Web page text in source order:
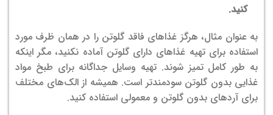
کنید.
به عنوان مثال، هرگز غذاهای فاقد گلوتن را در همان ظرف مورد
استفاده برای تهیه غذاهای دارای گلوتن آماده نکنید، مگر اینکه
به طور کامل تمیز شوند. تهیه وسایل جداگانه‌ برای طبخ مواد
غذایی بدون گلوتن سودمندتر است. همیشه از الک‌های مختلف
برای آردهای بدون گلوتن و معمولی استفاده کنید.